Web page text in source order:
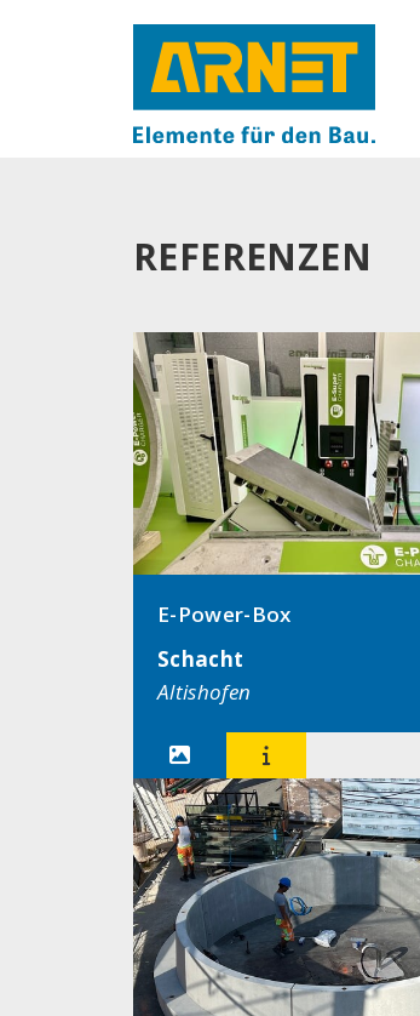
REFERENZEN
E-Power-Box
Schacht
Altishofen
 